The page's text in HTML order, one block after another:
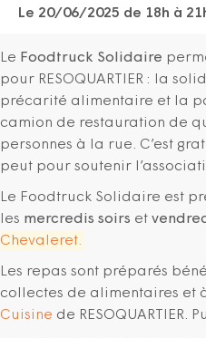
Le 20/06/2025 de 18h à
Le Foodtruck Solidaire
pour RESOQUARTIER : la
précarité alimentaire et la
camion de restauration de
personnes à la rue. C’est
peut pour soutenir
Le Foodtruck Solidaire est
les mercredis soirs et
Chevaleret.
Les repas sont préparés
collectes de alimentaires et
Cuisine de RESOQUARTIER.